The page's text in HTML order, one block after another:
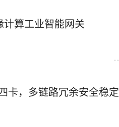
算工业智能网关
卡，多链路冗余安全稳定